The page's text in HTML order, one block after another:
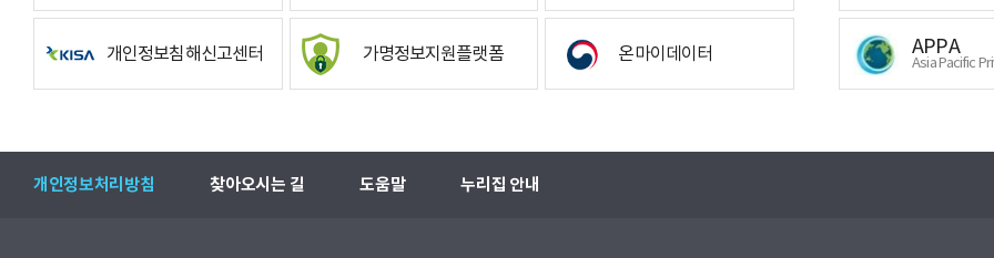
개인정보침해신고센터 가명정보지원플랫폼 온마이데이터 APPA
Asia Pacific
개인정보처리방침 찾아오시는 길 도움말 누리집 안내